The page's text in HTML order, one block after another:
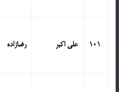
101 علی اکبر رضازاده